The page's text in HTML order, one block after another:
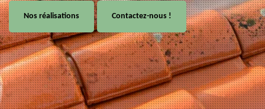
Nos réalisations Contactez-nous !